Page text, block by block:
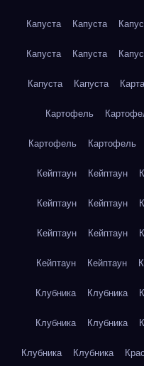
Капуста Капуста
Капуста Капуста
Капуста Капуста
Картофель
Картофель Картофель
Кейптаун Кейптаун
Кейптаун Кейптаун
Кейптаун Кейптаун
Кейптаун Кейптаун
Клубника Клубника
Клубника Клубника
Клубника Клубника